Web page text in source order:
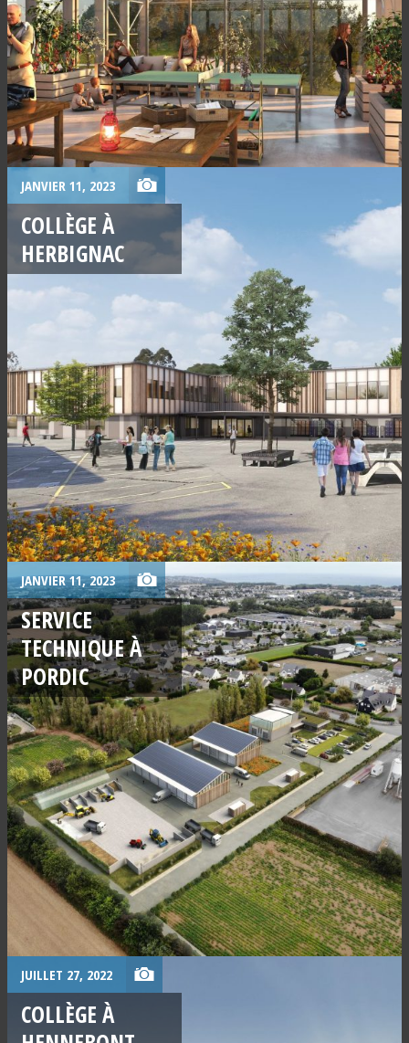
JANVIER 11, 2023
COLLÈGE À
HERBIGNAC
JANVIER 11, 2023
SERVICE
TECHNIQUE À
PORDIC
JUILLET 27, 2022
COLLÈGE À